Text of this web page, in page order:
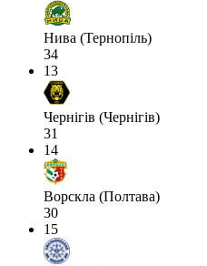
Нива (Тернопіль)
34
13
Чернігів (Чернігів)
31
14
Ворскла (Полтава)
30
15